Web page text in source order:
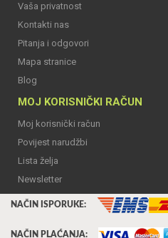
Vaša privatnost
Kontakti nas
Pitanja i odgovori
Mapa stranice
Blog
MOJ KORISNIČKI RAČUN
Moj korisnički račun
Povijest narudžbi
Lista želja
Newsletter
NAČIN ISPORUKE:
NAČIN PLAĆANJA: